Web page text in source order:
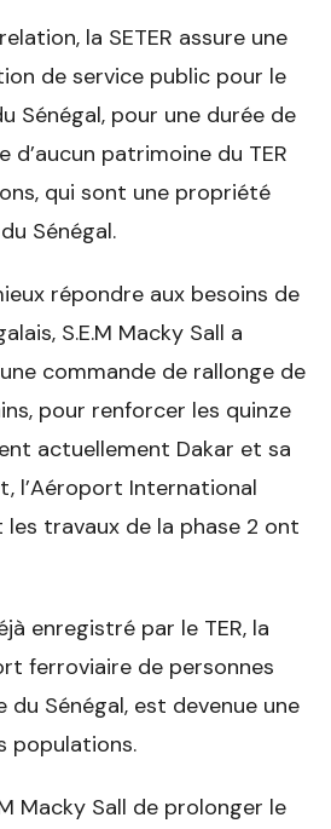
la SETER assure une
de service public pour le
Sénégal, pour une durée de
d’aucun patrimoine du TER
qui sont une propriété
Sénégal.
répondre aux besoins de
S.E.M Macky Sall a
commande de rallonge de
pour renforcer les quinze
actuellement Dakar et sa
l’Aéroport International
les travaux de la phase 2 ont
enregistré par le TER, la
ferroviaire de personnes
du Sénégal, est devenue une
populations.
Macky Sall de prolonger le